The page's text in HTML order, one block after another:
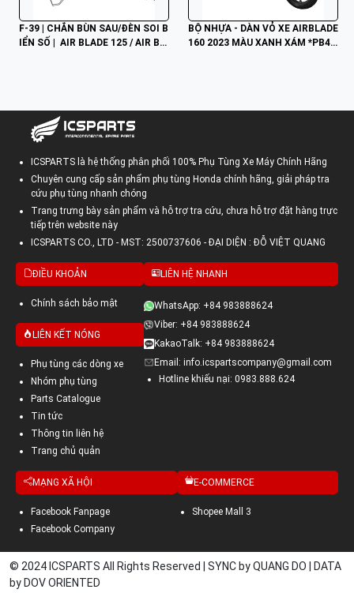
F-39 | CHẮN BÙN SAU/ĐÈN SOI B
IỂN SỐ |  AIR BLADE 125 / AIR BL
BỘ NHỰA - DÀN VỎ XE AIRBLADE
160 2023 MÀU XANH XÁM *PB42
ICSPARTS là hệ thống phân phối 100% Phụ Tùng Xe Máy Chính Hãng
Chuyên cung cấp sản phẩm phụ tùng Honda chính hãng, giải pháp tra
cứu phụ tùng nhanh chóng
Trang trưng bày sản phẩm và hỗ trợ tra cứu, chưa hỗ trợ đặt hàng trực
tiếp trên website này
ICSPARTS CO., LTD - MST: 2500737606 - ĐẠI DIỆN : ĐỖ VIỆT QUANG
ĐIỀU KHOẢN
Chính sách bảo mật
LIÊN KẾT NÓNG
Phụ tùng các dòng xe
Nhóm phụ tùng
Parts Catalogue
Tin tức
Thông tin liên hệ
Trang chủ quản
LIÊN HỆ NHANH
WhatsApp: +84 983888624
Viber: +84 983888624
KakaoTalk: +84 983888624
Email: info.icspartscompany@gmail.com
Hotline khiếu nại: 0983.888.624
MẠNG XÃ HỘI
Facebook Fanpage
Facebook Company
E-COMMERCE
Shopee Mall 3
© 2024 ICSPARTS All Rights Reserved | SYNC by QUANG DO | DATA
by DOV ORIENTED